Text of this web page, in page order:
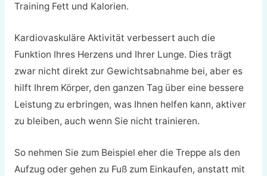
Training Fett und Kalorien.
Kardiovaskuläre Aktivität verbessert auch die
Funktion Ihres Herzens und Ihrer Lunge. Dies trägt
zwar nicht direkt zur Gewichtsabnahme bei, aber es
hilft Ihrem Körper, den ganzen Tag über eine bessere
Leistung zu erbringen, was Ihnen helfen kann, aktiver
zu bleiben, auch wenn Sie nicht trainieren.
So nehmen Sie zum Beispiel eher die Treppe als den
Aufzug oder gehen zu Fuß zum Einkaufen, anstatt mit